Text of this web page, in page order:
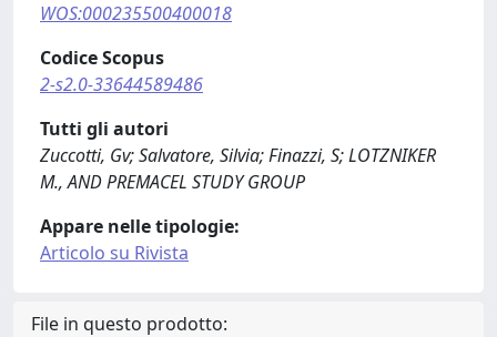
WOS:000235500400018
Codice Scopus
2-s2.0-33644589486
Tutti gli autori
Zuccotti, Gv; Salvatore, Silvia; Finazzi, S; LOTZNIKER
M., AND PREMACEL STUDY GROUP
Appare nelle tipologie:
Articolo su Rivista
File in questo prodotto: